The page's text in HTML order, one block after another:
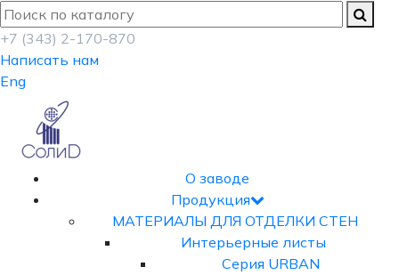
+7 (343) 2-170-870
Написать нам
Eng
О заводе
Продукция
МАТЕРИАЛЫ ДЛЯ ОТДЕЛКИ СТЕН
Интерьерные листы
Серия URBAN